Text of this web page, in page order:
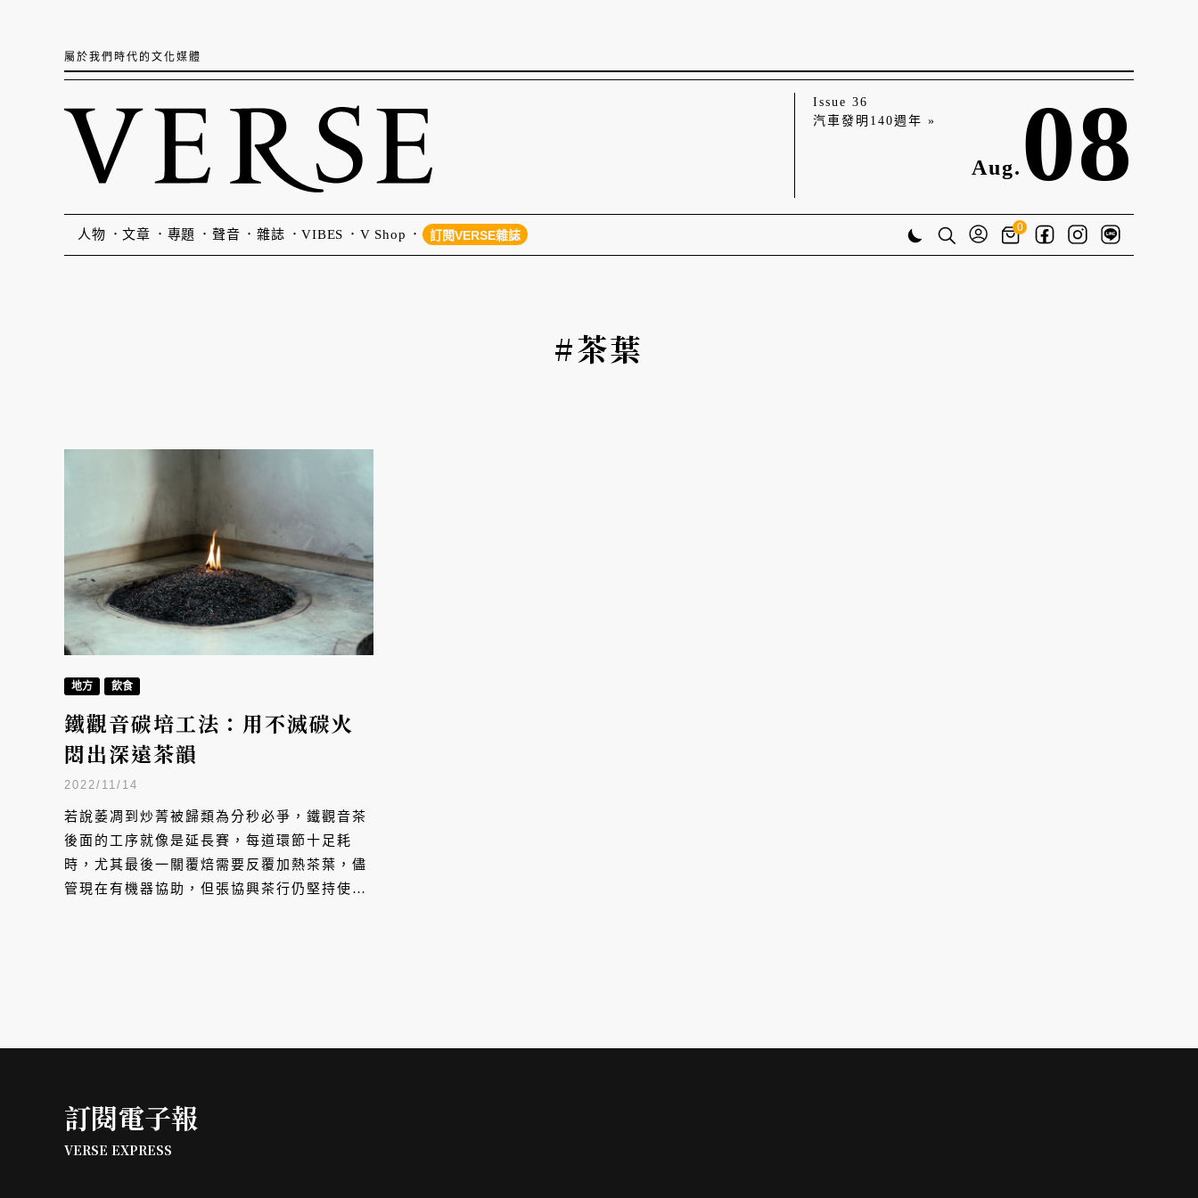
屬於我們時代的文化媒體
Issue 36
汽車發明140週年 »
Aug. 08
人物 文章 專題 聲音 雜誌 VIBES V Shop 訂閱VERSE雜誌
0
#茶葉
地方 飲食
鐵觀音碳培工法：用不滅碳火
悶出深遠茶韻
2022/11/14
若說萎凋到炒菁被歸類為分秒必爭，鐵觀音茶
後面的工序就像是延長賽，每道環節十足耗
時，尤其最後一關覆焙需要反覆加熱茶葉，儘
管現在有機器協助，但張協興茶行仍堅持使用
訂閱電子報
VERSE EXPRESS